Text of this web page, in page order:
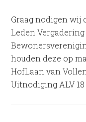
Graag nodigen wij
Leden Vergadering
houden deze op
HofLaan van
Uitnodiging ALV 18